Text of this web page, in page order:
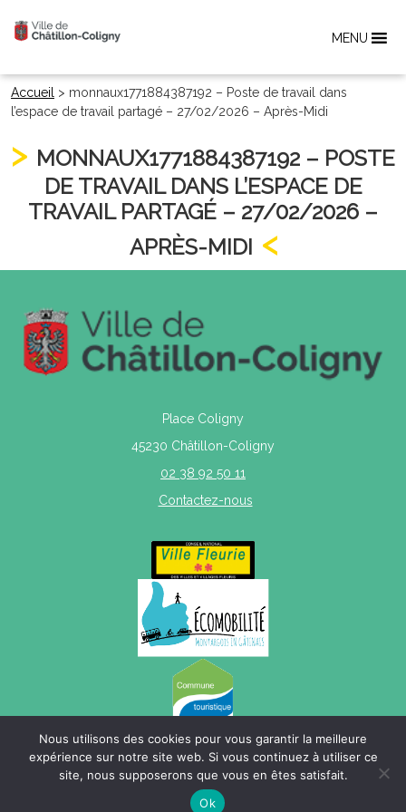
MENU
Accueil > monnaux1771884387192 – Poste de travail dans
l’espace de travail partagé – 27/02/2026 – Après-Midi
MONNAUX1771884387192 – POSTE
DE TRAVAIL DANS L’ESPACE DE
TRAVAIL PARTAGÉ – 27/02/2026 –
APRÈS-MIDI
Place Coligny
45230 Châtillon-Coligny
02 38 92 50 11
Contactez-nous
Mentions légales | Politique de confidentialité
Nous utilisons des cookies pour vous garantir la meilleure
expérience sur notre site web. Si vous continuez à utiliser ce
site, nous supposerons que vous en êtes satisfait.
Ok